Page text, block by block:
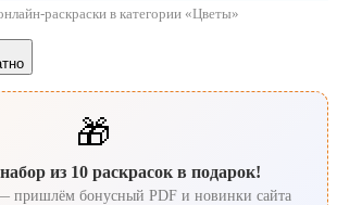
раскраски в категории «Цветы»
🎁
из 10 раскрасок в подарок!
пришлём бонусный PDF и новинки сайта